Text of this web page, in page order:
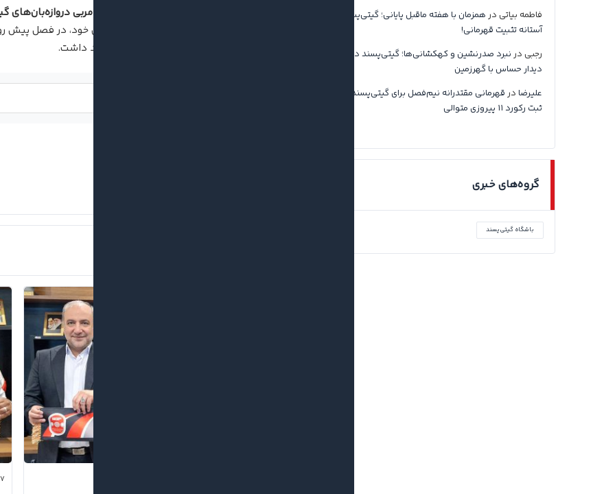
ابراری‌نیا در سال‌های اخیر به عنوانمربی دروازه‌بان‌های
نقش‌آفرین بوده و با تداوم همکاری خود، در فصل پیش
دروازه‌بان‌های تیم را بر عهده خواهد داشت.
فاطمه بیاتی در همزمان با هفته ماقبل پایانی؛ گیتی‌پسند در
آستانه تثبیت قهرمانی!
رجبی در نبرد صدرنشین و کهکشانی‌ها؛ گیتی‌پسند در آستانه
دیدار حساس با گهرزمین
علیرضا در قهرمانی مقتدرانه نیم‌فصل برای گیتی‌پسند اصفهان با
ثبت رکورد ۱۱ پیروزی متوالی
گروه‌های خبری
باشگاه گیتی‌پسند